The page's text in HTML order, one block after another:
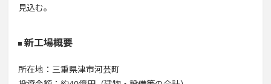
見込む。
新工場概要
所在地：三重県津市河芸町